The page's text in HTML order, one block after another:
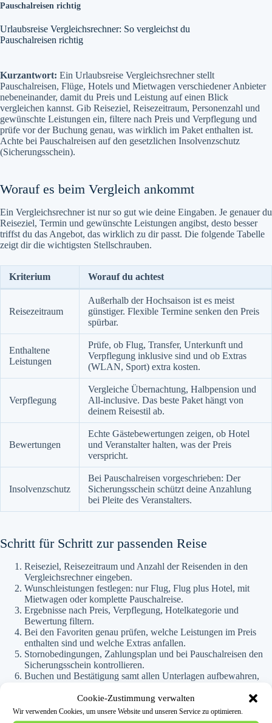
Cookie-Zustimmung verwalten
Wir verwenden Cookies, um unsere Website und unseren Service zu optimieren.
Pauschalreisen richtig
Urlaubsreise Vergleichsrechner: So vergleichst du
Pauschalreisen richtig
Kurzantwort: Ein Urlaubsreise Vergleichsrechner stellt
Pauschalreisen, Flüge, Hotels und Mietwagen verschiedener Anbieter
nebeneinander, damit du Preis und Leistung auf einen Blick
vergleichen kannst. Gib Reiseziel, Reisezeitraum, Personenzahl und
gewünschte Leistungen ein, filtere nach Preis und Verpflegung und
prüfe vor der Buchung genau, was wirklich im Paket enthalten ist.
Achte bei Pauschalreisen auf den gesetzlichen Insolvenzschutz
(Sicherungsschein).
Worauf es beim Vergleich ankommt
Ein Vergleichsrechner ist nur so gut wie deine Eingaben. Je genauer du
Reiseziel, Termin und gewünschte Leistungen angibst, desto besser
triffst du das Angebot, das wirklich zu dir passt. Die folgende Tabelle
zeigt dir die wichtigsten Stellschrauben.
Kriterium Worauf du achtest
Reisezeitraum
Außerhalb der Hochsaison ist es meist
günstiger. Flexible Termine senken den Preis
spürbar.
Enthaltene
Leistungen
Prüfe, ob Flug, Transfer, Unterkunft und
Verpflegung inklusive sind und ob Extras
(WLAN, Sport) extra kosten.
Verpflegung
Vergleiche Übernachtung, Halbpension und
All-inclusive. Das beste Paket hängt von
deinem Reisestil ab.
Bewertungen
Echte Gästebewertungen zeigen, ob Hotel
und Veranstalter halten, was der Preis
verspricht.
Insolvenzschutz
Bei Pauschalreisen vorgeschrieben: Der
Sicherungsschein schützt deine Anzahlung
bei Pleite des Veranstalters.
Schritt für Schritt zur passenden Reise
Reiseziel, Reisezeitraum und Anzahl der Reisenden in den
Vergleichsrechner eingeben.
Wunschleistungen festlegen: nur Flug, Flug plus Hotel, mit
Mietwagen oder komplette Pauschalreise.
Ergebnisse nach Preis, Verpflegung, Hotelkategorie und
Bewertung filtern.
Bei den Favoriten genau prüfen, welche Leistungen im Preis
enthalten sind und welche Extras anfallen.
Stornobedingungen, Zahlungsplan und bei Pauschalreisen den
Sicherungsschein kontrollieren.
Buchen und Bestätigung samt allen Unterlagen aufbewahren,